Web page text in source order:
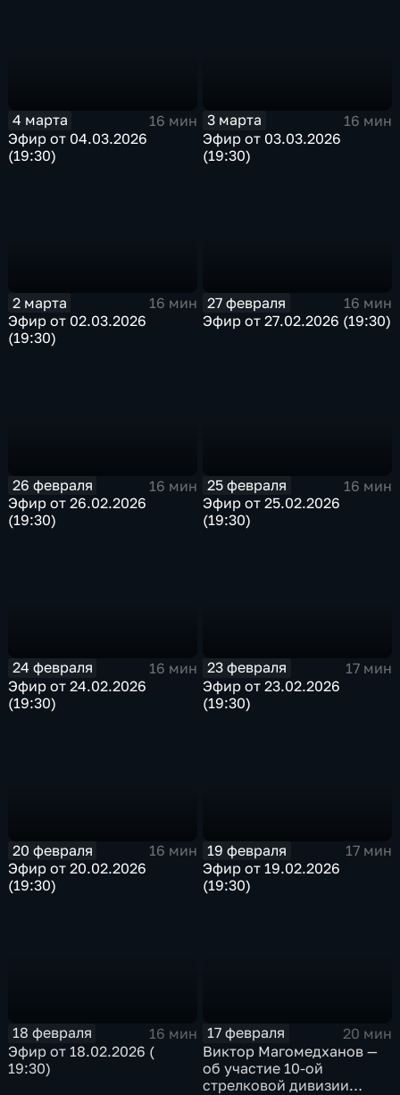
4 марта
16 мин
Эфир от 04.03.2026
(19:30)
3 марта
16 мин
Эфир от 03.03.2026
(19:30)
2 марта
16 мин
Эфир от 02.03.2026
(19:30)
27 февраля
16 мин
Эфир от 27.02.2026 (19:30)
26 февраля
16 мин
Эфир от 26.02.2026
(19:30)
25 февраля
16 мин
Эфир от 25.02.2026
(19:30)
24 февраля
16 мин
Эфир от 24.02.2026
(19:30)
23 февраля
17 мин
Эфир от 23.02.2026
(19:30)
20 февраля
16 мин
Эфир от 20.02.2026
(19:30)
19 февраля
17 мин
Эфир от 19.02.2026
(19:30)
18 февраля
16 мин
Эфир от 18.02.2026 (
19:30)
17 февраля
20 мин
Виктор Магомедханов —
об участие 10-ой
стрелковой дивизии